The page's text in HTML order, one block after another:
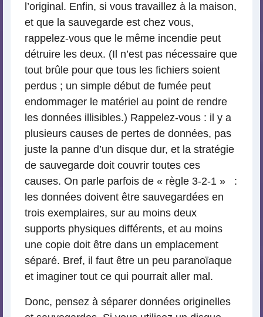
l’original. Enfin, si vous travaillez à la maison,
et que la sauvegarde est chez vous,
rappelez-vous que le même incendie peut
détruire les deux. (Il n’est pas nécessaire que
tout brûle pour que tous les fichiers soient
perdus ; un simple début de fumée peut
endommager le matériel au point de rendre
les données illisibles.) Rappelez-vous : il y a
plusieurs causes de pertes de données, pas
juste la panne d’un disque dur, et la stratégie
de sauvegarde doit couvrir toutes ces
causes. On parle parfois de « règle 3-2-1 » :
les données doivent être sauvegardées en
trois exemplaires, sur au moins deux
supports physiques différents, et au moins
une copie doit être dans un emplacement
séparé. Bref, il faut être un peu paranoïaque
et imaginer tout ce qui pourrait aller mal.
Donc, pensez à séparer données originelles